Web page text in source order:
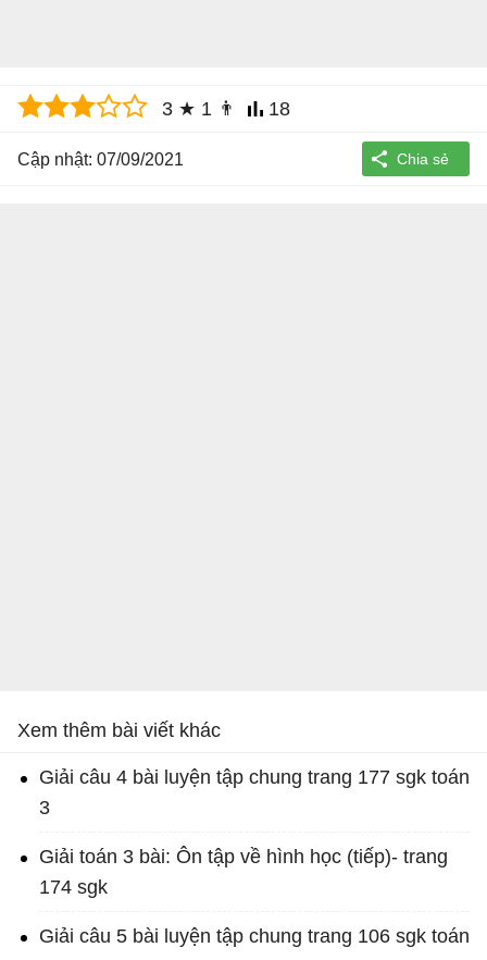
3 ★ 1 👨 18
Cập nhật: 07/09/2021
Xem thêm bài viết khác
Giải câu 4 bài luyện tập chung trang 177 sgk toán
3
Giải toán 3 bài: Ôn tập về hình học (tiếp)- trang
174 sgk
Giải câu 5 bài luyện tập chung trang 106 sgk toán